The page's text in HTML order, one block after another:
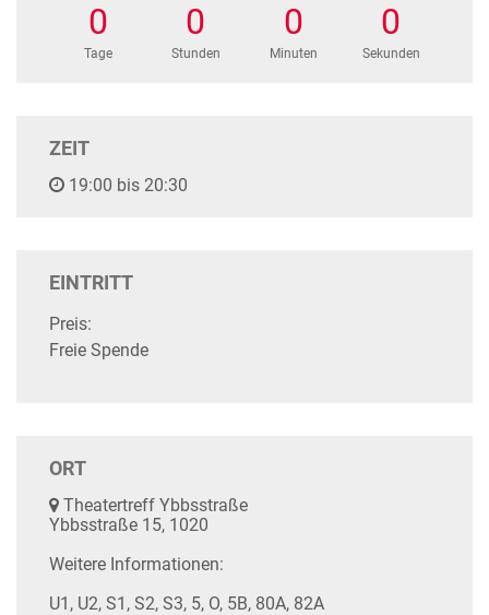
0
Tage
0
Stunden
0
Minuten
0
Sekunden
ZEIT
19:00 bis 20:30
EINTRITT
Preis:
Freie Spende
ORT
Theatertreff Ybbsstraße
Ybbsstraße 15, 1020
Weitere Informationen:
U1, U2, S1, S2, S3, 5, O, 5B, 80A, 82A